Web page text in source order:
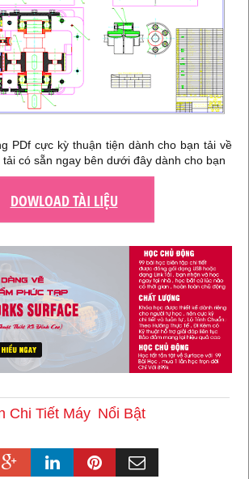
PDf cực kỳ thuận tiện dành cho bạn tải về
có sẵn ngay bên dưới đây dành cho bạn
DOWLOAD TÀI LIỆU
Chi Tiết Máy Nổi Bật